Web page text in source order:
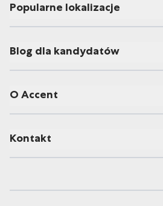
Popularne lokalizacje
Blog dla kandydatów
O Accent
Kontakt